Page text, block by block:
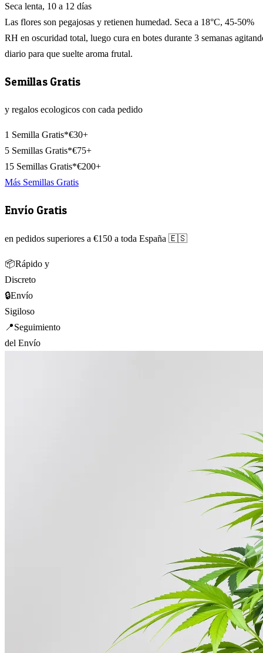
Seca lenta, 10 a 12 días
Las flores son pegajosas y retienen humedad. Seca a 18°C, 45-50%
RH en oscuridad total, luego cura en botes durante 3 semanas
diario para que suelte aroma frutal.
Semillas Gratis
y regalos ecologicos con cada pedido
1 Semilla Gratis*€30+
5 Semillas Gratis*€75+
15 Semillas Gratis*€200+
Más Semillas Gratis
Envío Gratis
en pedidos superiores a €150 a toda España 🇪🇸
📦Rápido y
Discreto
🔒Envío
Sigiloso
📍Seguimiento
del Envío